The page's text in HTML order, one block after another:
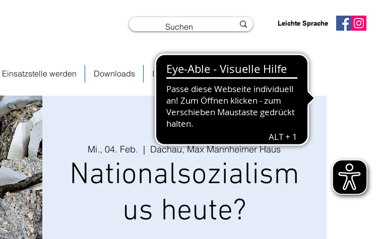
Leichte Sprache
Einsatzstelle werden Downloads Interner Bereich Info und Kontakt
Mi., 04. Feb.
  |
Dachau, Max Mannheimer Haus
Nationalsozialism
us heute?